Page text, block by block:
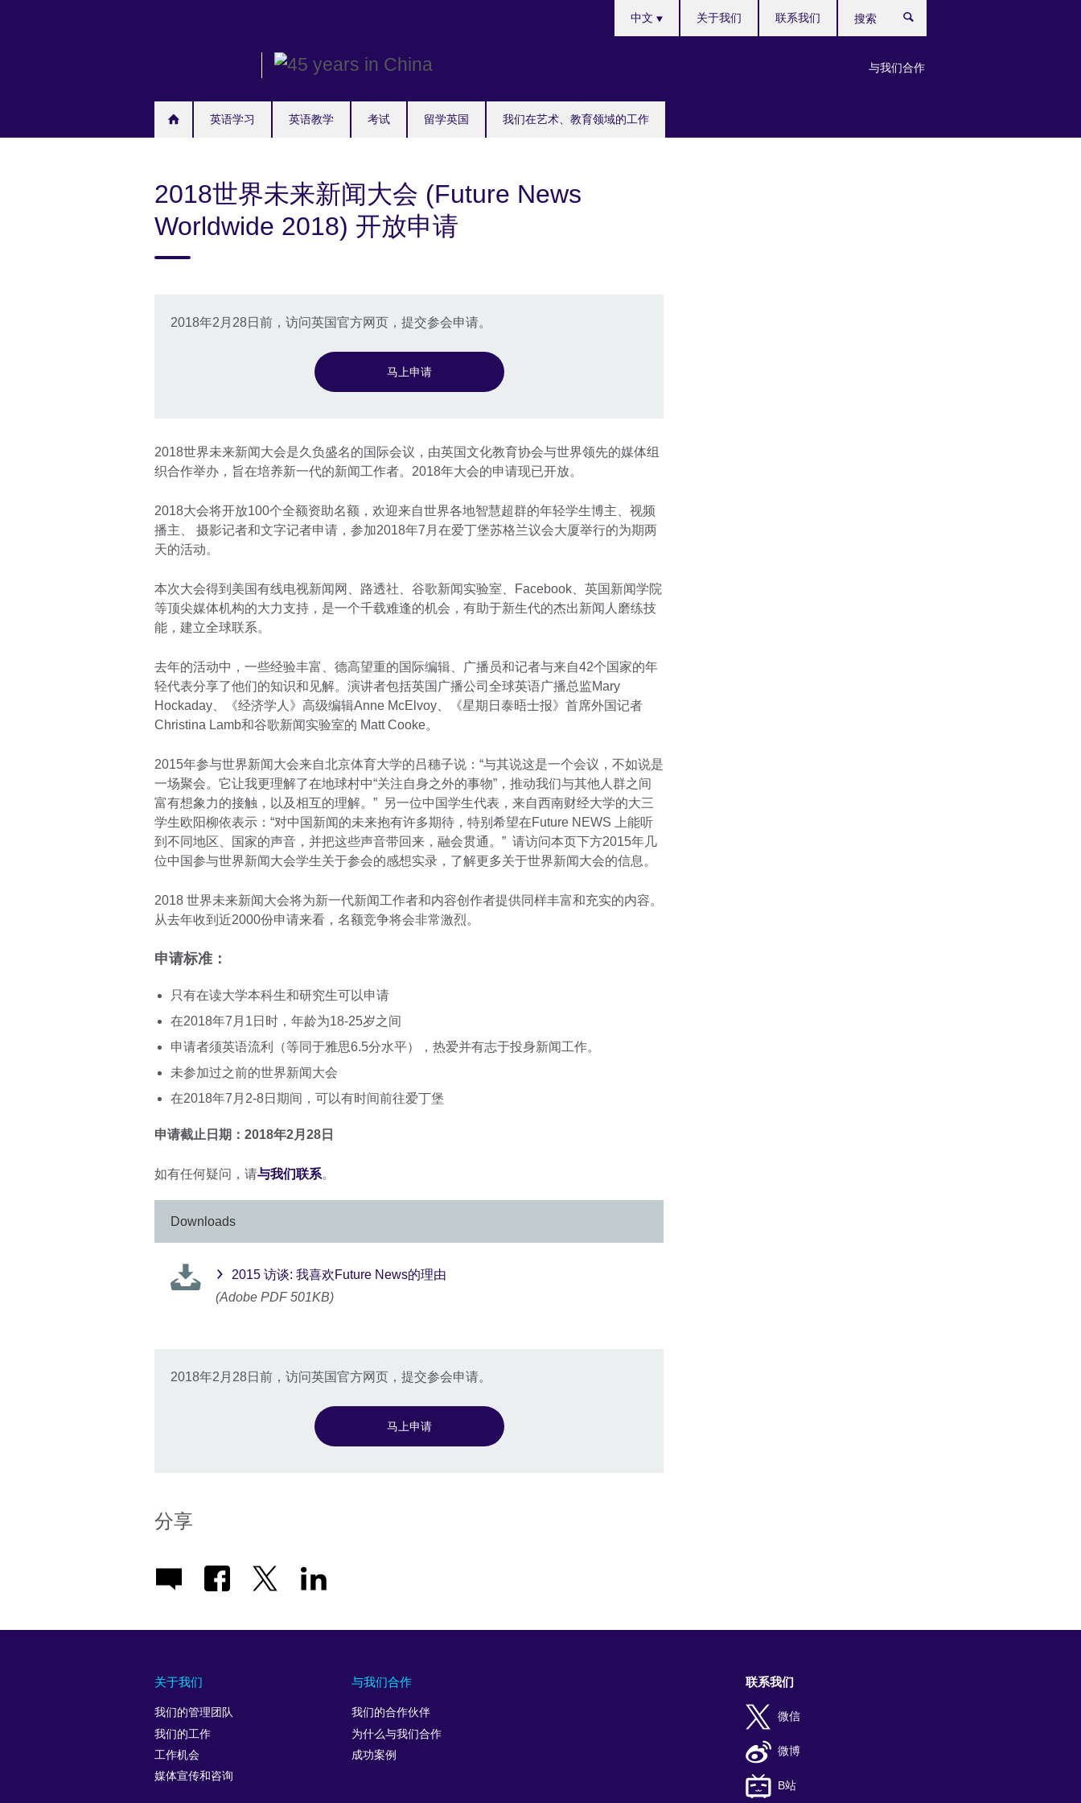
英语学习 英语教学 考试 留学英国 我们在艺术、教育领域的工作
your
中文
与我们合作
关于我们 联系我们
索
2018世界未来新闻大会 (Future News
Worldwide 2018) 开放申请
2018年2月28日前，访问英国官方网页，提交参会申请。
马上申请
2018世界未来新闻大会是久负盛名的国际会议，由英国文化教育协会与世界领先的媒体组
织合作举办，旨在培养新一代的新闻工作者。2018年大会的申请现已开放。
2018大会将开放100个全额资助名额，欢迎来自世界各地智慧超群的年轻学生博主、视频
播主、 摄影记者和文字记者申请，参加2018年7月在爱丁堡苏格兰议会大厦举行的为期两
天的活动。
本次大会得到美国有线电视新闻网、路透社、谷歌新闻实验室、Facebook、英国新闻学院
等顶尖媒体机构的大力支持，是一个千载难逢的机会，有助于新生代的杰出新闻人磨练技
能，建立全球联系。
去年的活动中，一些经验丰富、德高望重的国际编辑、广播员和记者与来自42个国家的年
轻代表分享了他们的知识和见解。演讲者包括英国广播公司全球英语广播总监Mary
Hockaday、《经济学人》高级编辑Anne McElvoy、《星期日泰晤士报》首席外国记者
Christina Lamb和谷歌新闻实验室的 Matt Cooke。
2015年参与世界新闻大会来自北京体育大学的吕穗子说：“与其说这是一个会议，不如说是
一场聚会。它让我更理解了在地球村中“关注自身之外的事物”，推动我们与其他人群之间
富有想象力的接触，以及相互的理解。” 另一位中国学生代表，来自西南财经大学的大三
学生欧阳柳依表示：“对中国新闻的未来抱有许多期待，特别希望在Future NEWS 上能听
到不同地区、国家的声音，并把这些声音带回来，融会贯通。” 请访问本页下方2015年几
位中国参与世界新闻大会学生关于参会的感想实录，了解更多关于世界新闻大会的信息。
2018 世界未来新闻大会将为新一代新闻工作者和内容创作者提供同样丰富和充实的内容。
从去年收到近2000份申请来看，名额竞争将会非常激烈。
申请标准：
只有在读大学本科生和研究生可以申请
在2018年7月1日时，年龄为18-25岁之间
申请者须英语流利（等同于雅思6.5分水平），热爱并有志于投身新闻工作。
未参加过之前的世界新闻大会
在2018年7月2-8日期间，可以有时间前往爱丁堡
申请截止日期：2018年2月28日
如有任何疑问，请与我们联系。
Downloads
2015 访谈: 我喜欢Future News的理由
(Adobe PDF 501KB)
2018年2月28日前，访问英国官方网页，提交参会申请。
马上申请
分享
关于我们
我们的管理团队
我们的工作
工作机会
媒体宣传和咨询
与我们合作
我们的合作伙伴
为什么与我们合作
成功案例
联系我们
微信
微博
B站